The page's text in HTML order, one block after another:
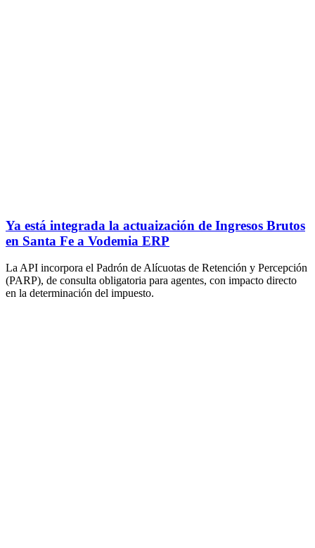
Ya está integrada la actuaización de Ingresos Brutos
en Santa Fe a Vodemia ERP
La API incorpora el Padrón de Alícuotas de Retención y Percepción
(PARP), de consulta obligatoria para agentes, con impacto directo
en la determinación del impuesto.